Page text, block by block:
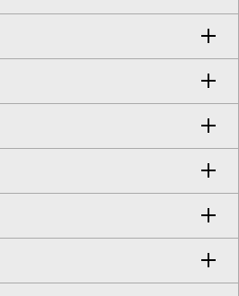
ドレス
ンツ
ツ
ート
スーツ
ゾン